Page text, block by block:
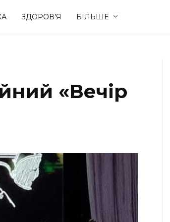
ЗДОРОВ’Я БІЛЬШЕ
Стиль життя
«Вечір